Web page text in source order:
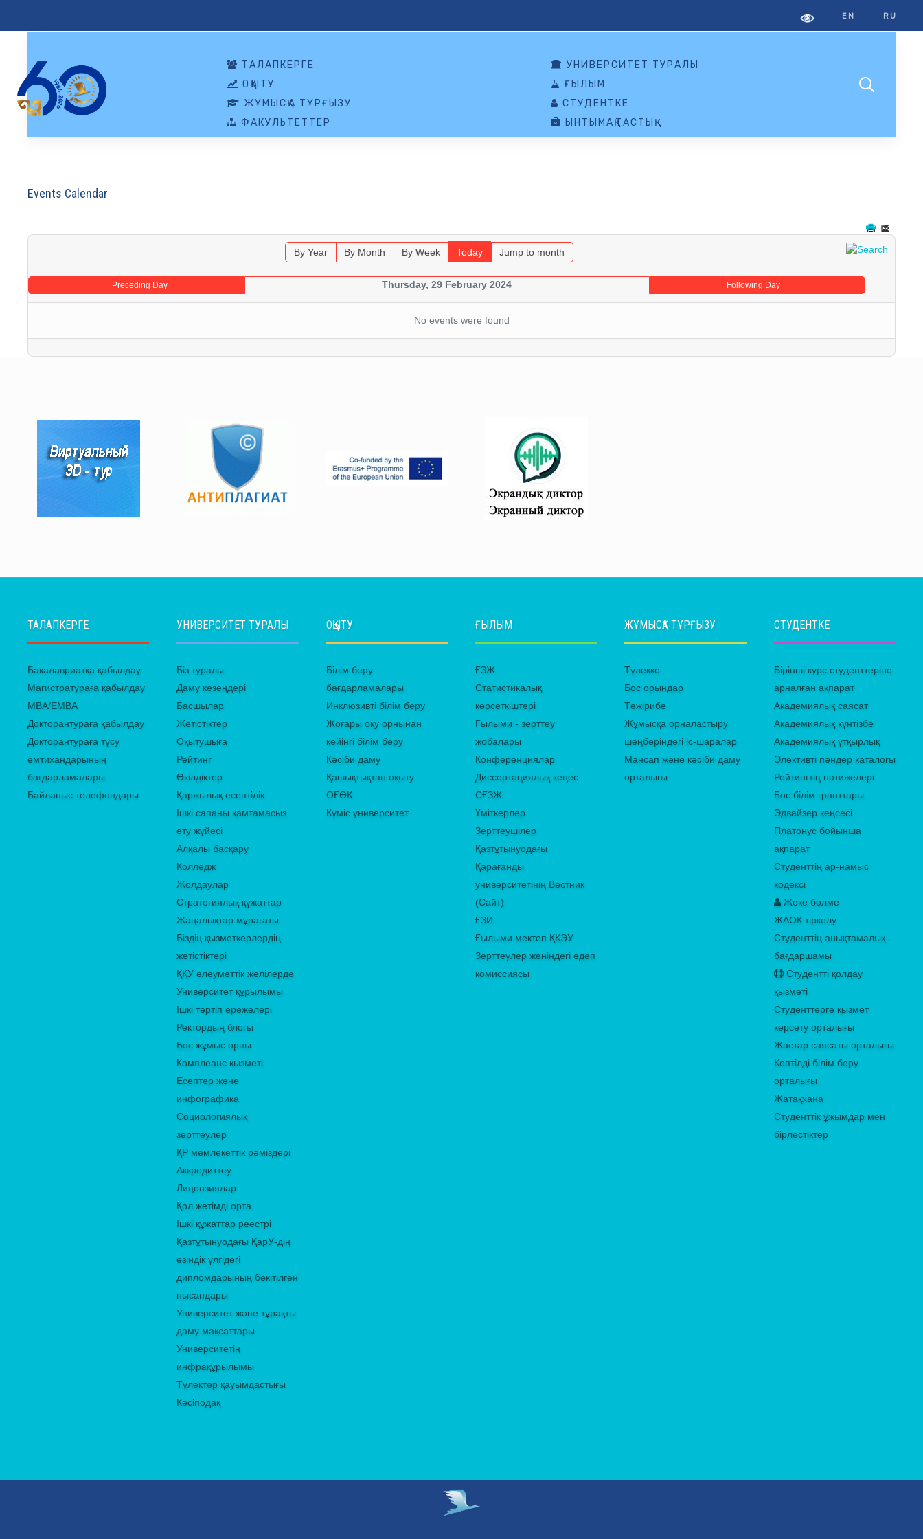
EN RU
ТАЛАПКЕРГЕ
УНИВЕРСИТЕТ ТУРАЛЫ
ОҚЫТУ
ҒЫЛЫМ
ЖҰМЫСҚА ТҰРҒЫЗУ
СТУДЕНТКЕ
ФАКУЛЬТЕТТЕР
ЫНТЫМАҚТАСТЫҚ
Events Calendar
By Year By Month By Week Today Jump to month
Preceding Day Thursday, 29 February 2024 Following Day
No events were found
ТАЛАПКЕРГЕ
Бакалавриатқа қабылдау
Магистратураға қабылдау
MBA/EMBA
Докторантураға қабылдау
Докторантураға түсу
емтихандарының
бағдарламалары
Байланыс телефондары
УНИВЕРСИТЕТ ТУРАЛЫ
Біз туралы
Даму кезеңдері
Басшылар
Жетістіктер
Оқытушыға
Рейтинг
Өкілдіктер
Қаржылық есептілік
Ішкі сапаны қамтамасыз
ету жүйесі
Алқалы басқару
Колледж
Жолдаулар
Стратегиялық құжаттар
Жаңалықтар мұрағаты
Біздің қызметкерлердің
жетістіктері
ҚҚУ әлеуметтік желілерде
Университет құрылымы
Ішкі тәртіп ережелері
Ректордың блогы
Бос жұмыс орны
Комплеанс қызметі
Есептер және
инфографика
Социологиялық
зерттеулер
ҚР мемлекеттік рәміздері
Аккредиттеу
Лицензиялар
Қол жетімді орта
Ішкі құжаттар реестрі
Қазтұтынуодағы ҚарУ-дің
өзіндік үлгідегі
дипломдарының бекітілген
нысандары
Университет және тұрақты
даму мақсаттары
Университетің
инфрақұрылымы
Түлектер қауымдастығы
Кәсіподақ
ОҚЫТУ
Білім беру
бағдарламалары
Инклюзивті білім беру
Жоғары оқу орнынан
кейінгі білім беру
Кәсіби даму
Қашықтықтан оқыту
ОҒӨК
Күміс университет
ҒЫЛЫМ
ҒЗЖ
Статистикалық
көрсеткіштері
Ғылыми - зерттеу
жобалары
Конференциялар
Диссертациялық кеңес
СҒЗЖ
Үміткерлер
Зерттеушілер
Қазтұтынуодағы
Қарағанды
университетінің Вестник
(Сайт)
ҒЗИ
Ғылыми мектеп ҚҚЭУ
Зерттеулер жөніндегі әдеп
комиссиясы
ЖҰМЫСҚА ТҰРҒЫЗУ
Түлекке
Бос орындар
Тәжірибе
Жұмысқа орналастыру
шеңберіндегі іс-шаралар
Мансап және кәсіби даму
орталығы
СТУДЕНТКЕ
Бірінші курс студенттеріне
арналған ақпарат
Академиялық саясат
Академиялық күнтізбе
Академиялық ұтқырлық
Элективті пәндер каталогы
Рейтингтің нәтижелері
Бос білім гранттары
Эдвайзер кеңсесі
Платонус бойынша
ақпарат
Студенттің ар-намыс
кодексі
Жеке бөлме
ЖАОК тіркелу
Студенттің анықтамалық -
бағдаршамы
Студентті қолдау
қызметі
Студенттерге қызмет
көрсету орталығы
Жастар саясаты орталығы
Көптілді білім беру
орталығы
Жатақхана
Студенттік ұжымдар мен
бірлестіктер